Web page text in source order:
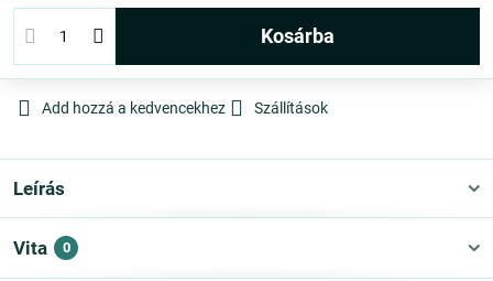
kosárba
Add hozzá a kedvencekhez Szállítások
Leírás
Vita 0